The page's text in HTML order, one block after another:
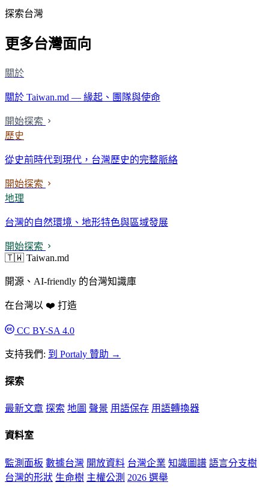
探索台灣
更多台灣面向
關於
關於 Taiwan.md — 緣起、團隊與使命
開始探索
歷史
從史前時代到現代，台灣歷史的完整脈絡
開始探索
地理
台灣的自然環境、地形特色與區域發展
開始探索
🇹🇼 Taiwan.md
開源、AI-friendly 的台灣知識庫
在台灣以 ❤️ 打造
CC BY-SA 4.0
支持我們: 到 Portaly 贊助 →
探索
最新文章 探索 地圖 聲景 用語保存 用語轉換器
資料室
監測面板 數據台灣 開放資料 台灣企業 知識圖譜 語言分支樹
台灣的形狀 生命樹 主權公測 2026 選舉